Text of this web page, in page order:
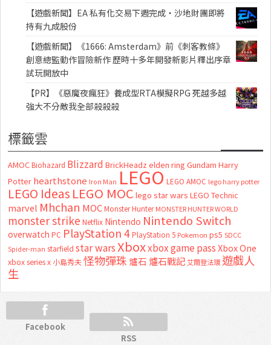
【遊戲新聞】EA 私有化交易下週完成・沙地財團即將
持有九成股份
【遊戲新聞】《1666: Amsterdam》前《刺客教條》
創意總監動作冒險新作 歷時十多年開發新影片釋出序章
試玩開放中
【PR】《惡魔夜瘋狂》養成型RTA模擬RPG 死越多越
強大不分敵我全部殺殺殺
標籤雲
AMOC Biohazard Blizzard BrickHeadz elden ring Gundam Harry
Potter hearthstone Iron Man LEGO LEGO AMOC lego harry potter
LEGO Ideas LEGO MOC lego star wars LEGO Technic
marvel Mhchan MOC Monster Hunter MONSTER HUNTER WORLD
monster strike Netflix Nintendo Nintendo Switch
overwatch PC PlayStation 4 PlayStation 5 Pokemon ps5 SDCC
Spider-man starfield star warsXboxxbox game passXbox One
xbox series x 小島秀夫怪物彈珠 爐石 爐石戰記艾爾登法環 遊戲人
生
Facebook
RSS